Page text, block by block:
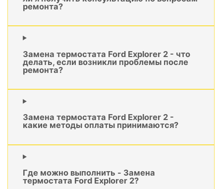
ремонта?
Замена термостата Ford Explorer 2 - что
делать, если возникли проблемы после
ремонта?
Замена термостата Ford Explorer 2 -
какие методы оплаты принимаются?
Где можно выполнить - Замена
термостата Ford Explorer 2?